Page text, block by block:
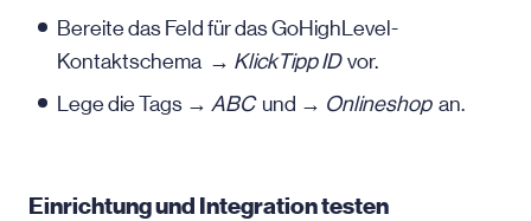
Bereite das Feld für das GoHighLevel-
Kontaktschema → KlickTipp IDvor.
Lege die Tags → ABC und → Onlineshopan.
Einrichtung und Integration testen